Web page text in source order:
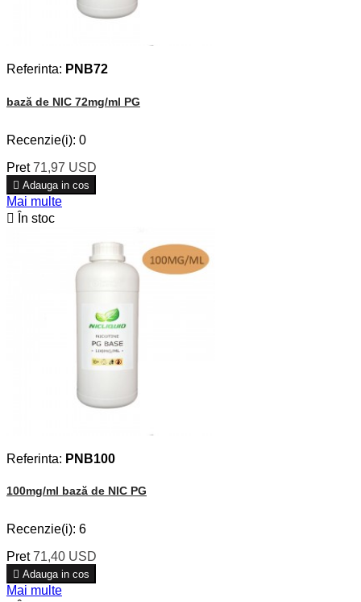
Referinta: PNB72
bază de NIC 72mg/ml PG
Recenzie(i): 0
Pret 71,97 USD
 Adauga in cos
Mai multe

În stoc
Referinta: PNB100
100mg/ml bază de NIC PG
Recenzie(i): 6
Pret 71,40 USD
 Adauga in cos
Mai multe